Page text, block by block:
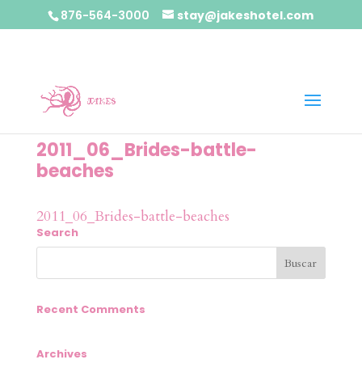
876-564-3000 stay@jakeshotel.com
2011_06_Brides-battle-
beaches
2011_06_Brides-battle-beaches
Search
Recent Comments
Archives